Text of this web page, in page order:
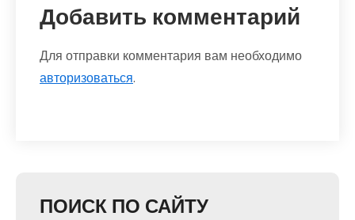
Добавить комментарий
Для отправки комментария вам необходимо
авторизоваться.
ПОИСК ПО САЙТУ